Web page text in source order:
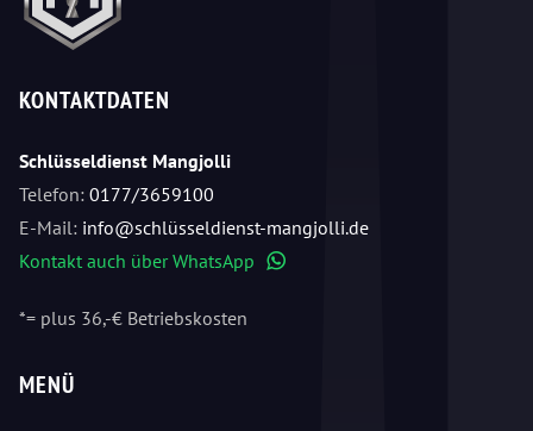
KONTAKTDATEN
Schlüsseldienst Mangjolli
Telefon: 0177/3659100
E-Mail: info@schlüsseldienst-mangjolli.de
Kontakt auch über WhatsApp
*= plus 36,-€ Betriebskosten
MENÜ